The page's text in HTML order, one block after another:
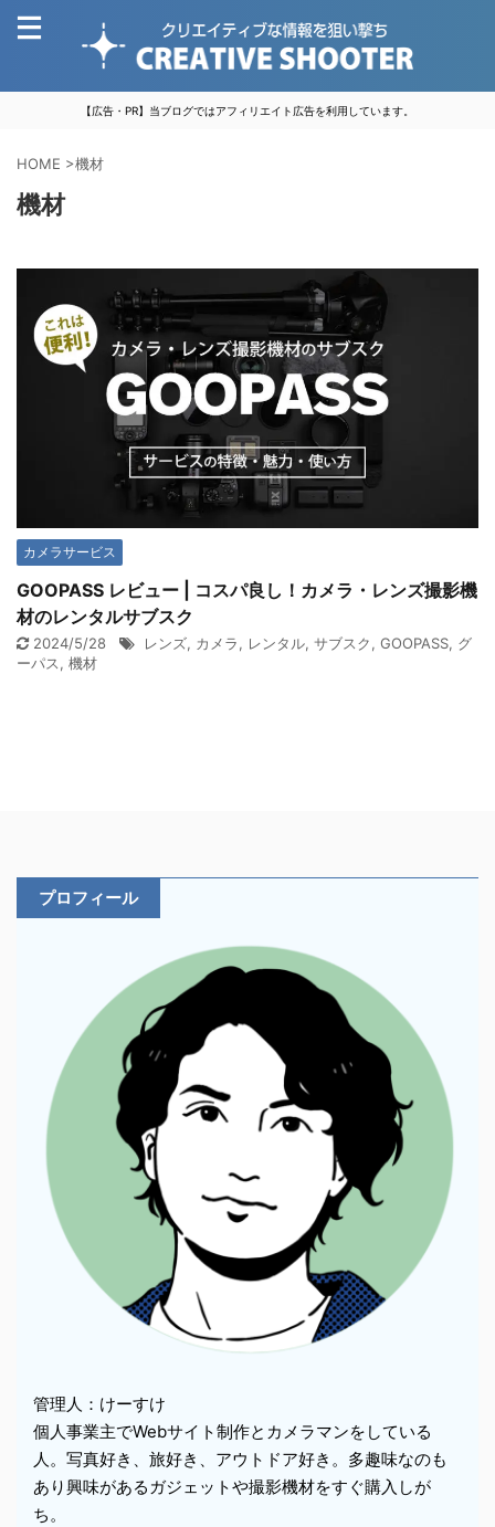
【広告・PR】当ブログではアフィリエイト広告を利用しています。
HOME >機材
機材
カメラサービス
GOOPASS レビュー | コスパ良し！カメラ・レンズ撮影機
材のレンタルサブスク
2024/5/28 レンズ, カメラ, レンタル, サブスク, GOOPASS, グ
ーパス, 機材
プロフィール
管理人：けーすけ
個人事業主でWebサイト制作とカメラマンをしている
人。写真好き、旅好き、アウトドア好き。多趣味なのも
あり興味があるガジェットや撮影機材をすぐ購入しが
ち。